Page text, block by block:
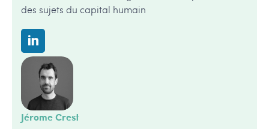
des sujets du capital humain
Jérome Crest